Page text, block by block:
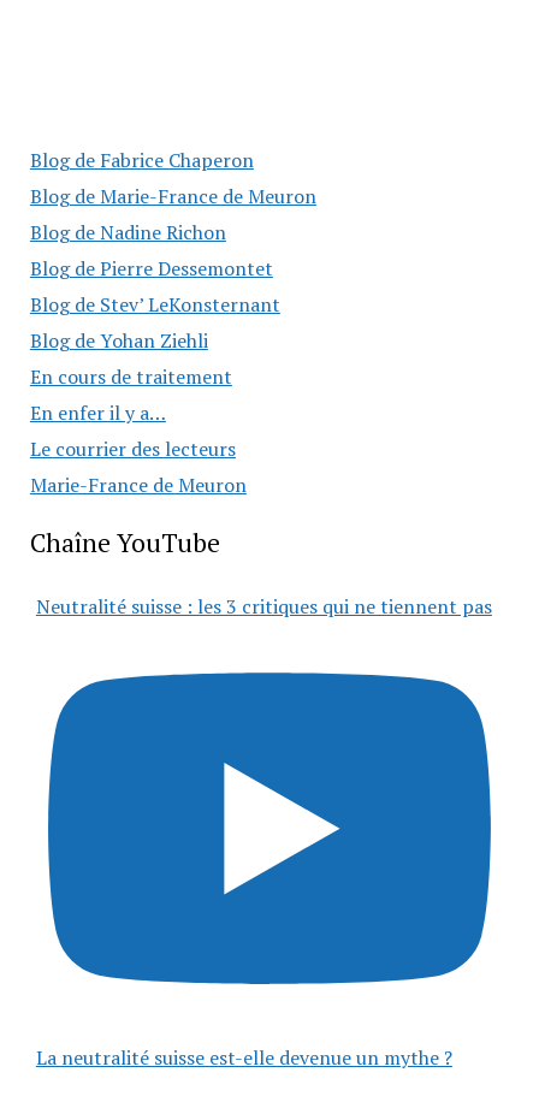
Blog de Fabrice Chaperon
Blog de Marie-France de Meuron
Blog de Nadine Richon
Blog de Pierre Dessemontet
Blog de Stev’ LeKonsternant
Blog de Yohan Ziehli
En cours de traitement
En enfer il y a…
Le courrier des lecteurs
Marie-France de Meuron
Chaîne YouTube
Neutralité suisse : les 3 critiques qui ne tiennent pas
La neutralité suisse est-elle devenue un mythe ?